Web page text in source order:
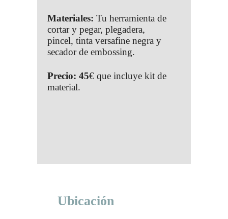
Materiales: Tu herramienta de
cortar y pegar, plegadera,
pincel, tinta versafine negra y
secador de embossing.
Precio: 45€ que incluye kit de
material.
Ubicación